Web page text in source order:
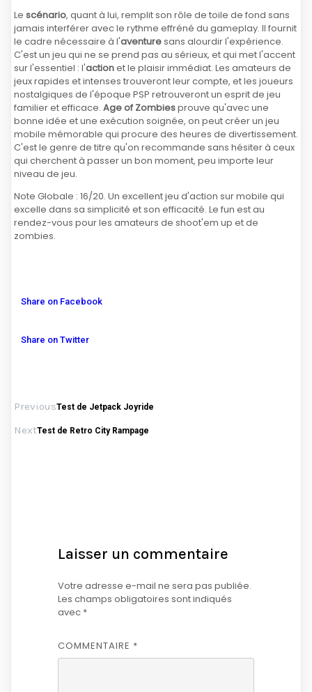
Le scénario, quant à lui, remplit son rôle de toile de fond sans
jamais interférer avec le rythme effréné du gameplay. Il fournit
le cadre nécessaire à l'aventuresans alourdir l'expérience.
C'est un jeu qui ne se prend pas au sérieux, et qui met l'accent
sur l'essentiel : l'actionet le plaisir immédiat. Les amateurs de
jeux rapides et intenses trouveront leur compte, et les joueurs
nostalgiques de l'époque PSP retrouveront un esprit de jeu
familier et efficace. Age of Zombiesprouve qu'avec une
bonne idée et une exécution soignée, on peut créer un jeu
mobile mémorable qui procure des heures de divertissement.
C'est le genre de titre qu'on recommande sans hésiter à ceux
qui cherchent à passer un bon moment, peu importe leur
niveau de jeu.
Note Globale : 16/20. Un excellent jeu d'action sur mobile qui
excelle dans sa simplicité et son efficacité. Le fun est au
rendez-vous pour les amateurs de shoot'em up et de
zombies.
Share on Facebook
Share on Twitter
PreviousTest de Jetpack Joyride
NextTest de Retro City Rampage
Laisser un commentaire
Votre adresse e-mail ne sera pas publiée.
Les champs obligatoires sont indiqués
avec *
COMMENTAIRE *